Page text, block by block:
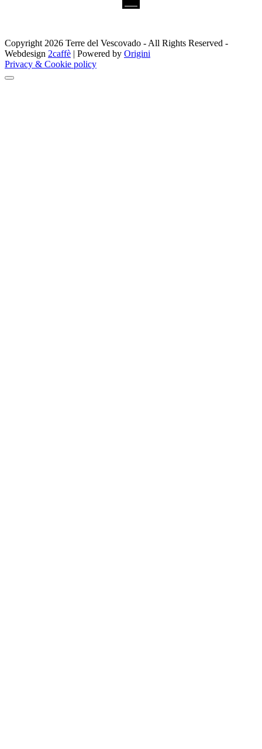
Copyright 2026 Terre del Vescovado - All Rights Reserved -
Webdesign 2caffè | Powered by Origini
Privacy & Cookie policy